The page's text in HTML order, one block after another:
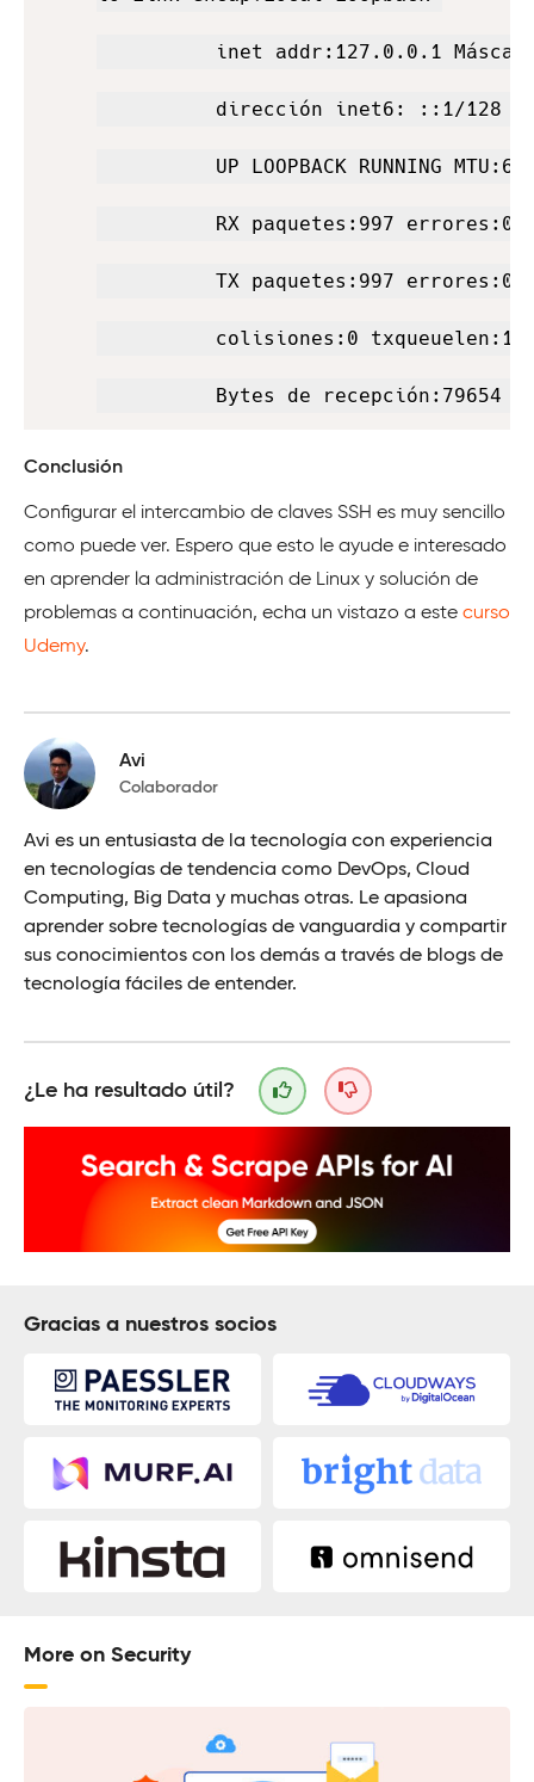
inet addr:127.0.0.1
dirección inet6: ::1/128
UP LOOPBACK RUNNING
RX paquetes:997 errores:0
TX paquetes:997 errores:0
          colisiones:0 txqueuelen:1
Bytes de recepción:79654
Conclusión
Configurar el intercambio de claves SSH es muy sencillo
como puede ver. Espero que esto le ayude e interesado
en aprender la administración de Linux y solución de
problemas a continuación, echa un vistazo a este curso
Udemy.
Avi
Colaborador
Avi es un entusiasta de la tecnología con experiencia
en tecnologías de tendencia como DevOps, Cloud
Computing, Big Data y muchas otras. Le apasiona
aprender sobre tecnologías de vanguardia y compartir
sus conocimientos con los demás a través de blogs de
tecnología fáciles de entender.
¿Le ha resultado útil?
Gracias a nuestros socios
More on Security